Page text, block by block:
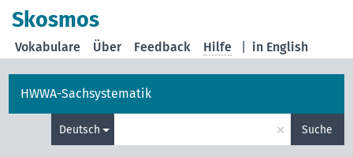
Skosmos
in English
Vokabulare Über Feedback Hilfe
HWWA-Sachsystematik
Deutsch × Suche